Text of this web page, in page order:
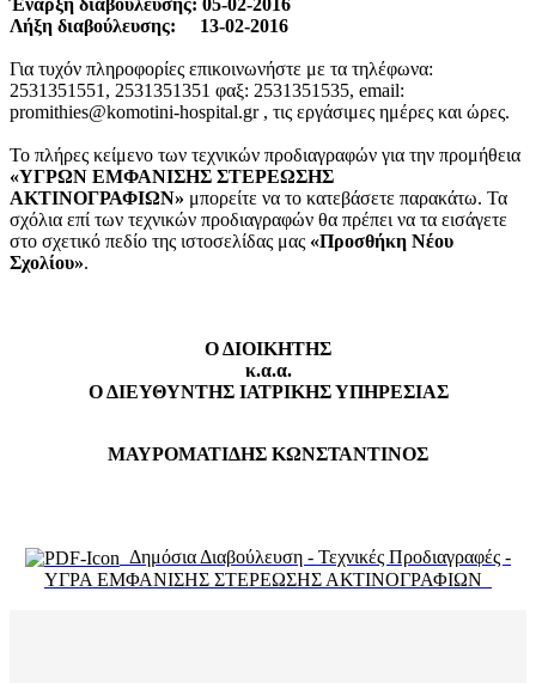
Λήξη διαβούλευσης: 13-02-2016
Για τυχόν πληροφορίες επικοινωνήστε με τα τηλέφωνα:
2531351551, 2531351351 φαξ: 2531351535, email:
promithies@komotini-hospital.gr , τις εργάσιμες ημέρες και ώρες.
Το πλήρες κείμενο των τεχνικών προδιαγραφών για την προμήθεια
«ΥΓΡΩΝ ΕΜΦΑΝΙΣΗΣ ΣΤΕΡΕΩΣΗΣ
ΑΚΤΙΝΟΓΡΑΦΙΩΝ» μπορείτε να το κατεβάσετε παρακάτω. Τα
σχόλια επί των τεχνικών προδιαγραφών θα πρέπει να τα εισάγετε
στο σχετικό πεδίο της ιστοσελίδας μας «Προσθήκη Νέου
Σχολίου».
Ο ΔΙΟΙΚΗΤΗΣ
κ.α.α.
Ο ΔΙΕΥΘΥΝΤΗΣ ΙΑΤΡΙΚΗΣ ΥΠΗΡΕΣΙΑΣ
ΜΑΥΡΟΜΑΤΙΔΗΣ ΚΩΝΣΤΑΝΤΙΝΟΣ
Δημόσια Διαβούλευση - Τεχνικές Προδιαγραφές -
ΥΓΡΑ ΕΜΦΑΝΙΣΗΣ ΣΤΕΡΕΩΣΗΣ ΑΚΤΙΝΟΓΡΑΦΙΩΝ